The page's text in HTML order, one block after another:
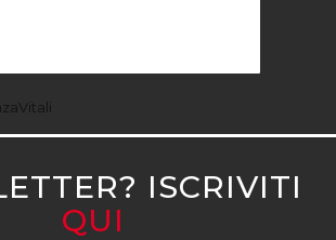
ISCRIVITI
QUI